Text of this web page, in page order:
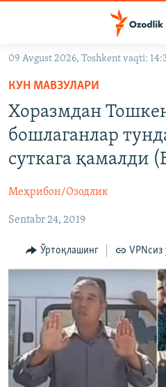
Асосий
навигацияга
ўтинг
Қидиришга
ўтинг
OZODARXIV
На русском
ИЖТИМОИЙ ТАРМОҚЛАР
Озодлик бошқа тилларда
09 Avgust 2026, Toshkent vaqti:
КУН МАВЗУЛАРИ
Хоразмдан
бошлаганлар
суткага қамалди
Меҳрибон/Озодлик
Sentabr 24, 2019
Ўртоқлашинг